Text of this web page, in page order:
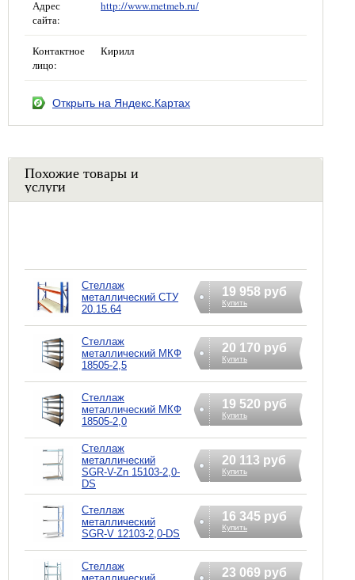
Адрес
сайта:
http://www.metmeb.ru/
Контактное
лицо:
Кирилл
Открыть на Яндекс.Картах
Похожие товары и
услуги
Стеллаж
металлический СТУ
20.15.64
19 958 руб
Купить
Стеллаж
металлический МКФ
18505-2,5
20 170 руб
Купить
Стеллаж
металлический МКФ
18505-2,0
19 520 руб
Купить
Стеллаж
металлический
SGR-V-Zn 15103-2,0-
DS
20 113 руб
Купить
Стеллаж
металлический
SGR-V 12103-2,0-DS
16 345 руб
Купить
Стеллаж
металлический
23 069 руб